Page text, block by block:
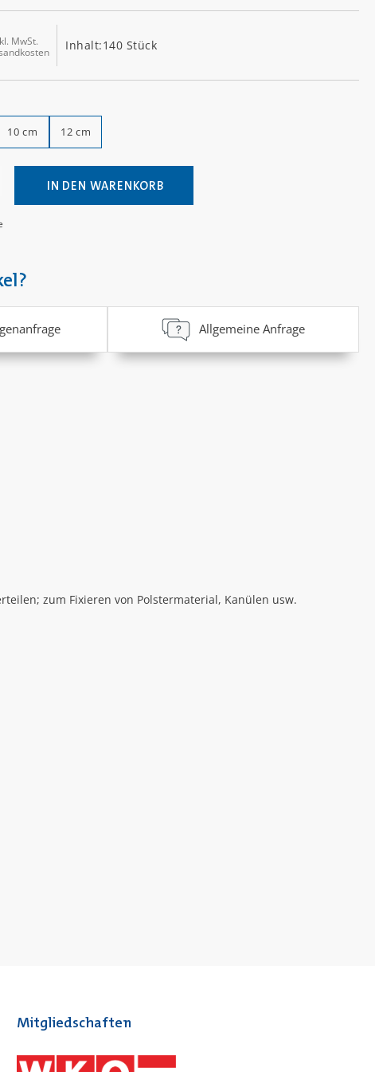
MwSt.
Inhalt:140 Stück
10 cm 12 cm
Gib den gewünschten Wert ein oder
IN DEN WARENKORB
Allgemeine Anfrage
zum Fixieren von Polstermaterial, Kanülen usw.
Mitgliedschaften